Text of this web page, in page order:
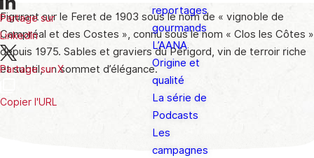
reportages
gourmands
L’AANA
Origine et
qualité
La série de
Podcasts
Les
campagnes
Figurant sur le Feret de 1903 sous le nom de « vignoble de
Campréal et des Costes », connu sous le nom « Clos les Côtes »
depuis 1975. Sables et graviers du Périgord, vin de terroir riche
et subtil, un sommet d’élégance.
Partage sur
LinkedIn
Partage sur X
Copier l'URL